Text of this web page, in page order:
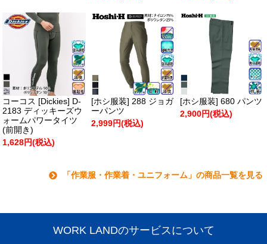
コーコス [Dickies] D-
2183 ディッキーズウ
ォームパワータイツ
(前開き)
1,628円(税込)
[ホシ服装] 288 ジョガ
ーパンツ
2,999円(税込)
[ホシ服装] 680 パンツ
2,900円(税込)
「作業服・作業着・ユニフォーム」の商品一覧を見る
WORK LANDのサービスについて